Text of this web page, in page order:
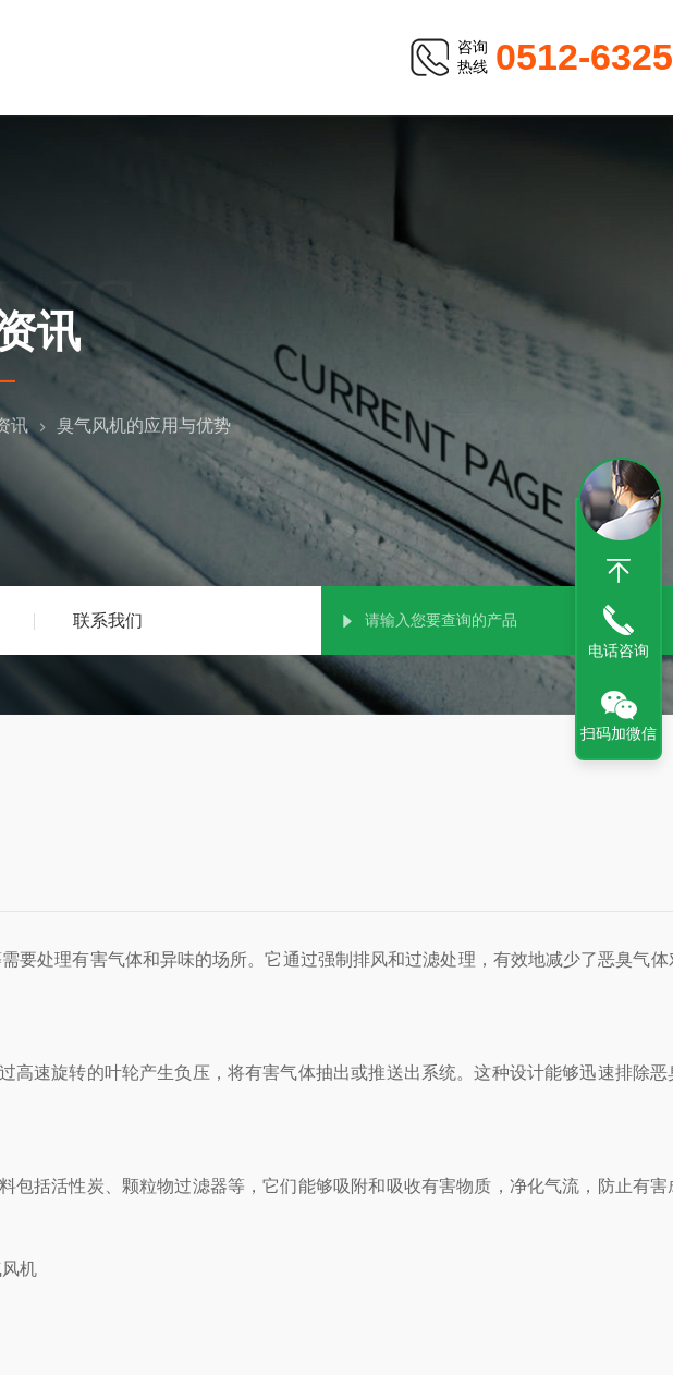
咨询
热线 0512-
联系我们
讯
讯 臭气风机的应用与优势
要处理有害气体和异味的场所。它通过强制排风和过滤处理，有效地减少了恶臭气
速旋转的叶轮产生负压，将有害气体抽出或推送出系统。这种设计能够迅速排除恶
括活性炭、颗粒物过滤器等，它们能够吸附和吸收有害物质，净化气流，防止有害
电话咨询
扫码加微信